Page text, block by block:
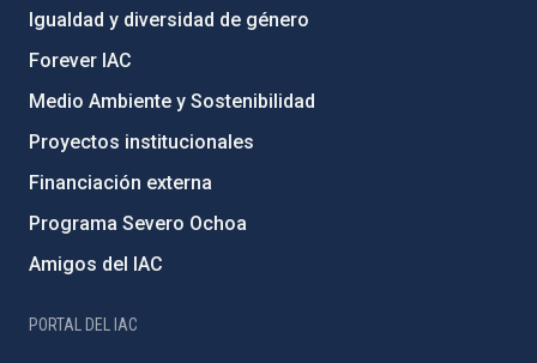
Igualdad y diversidad de género
Forever IAC
Medio Ambiente y Sostenibilidad
Proyectos institucionales
Financiación externa
Programa Severo Ochoa
Amigos del IAC
PORTAL DEL IAC